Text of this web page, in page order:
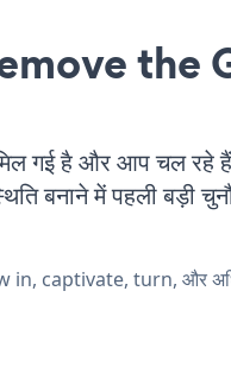
the
गई है और आप चल रहे
बनाने में पहली बड़ी
in, captivate, turn, और